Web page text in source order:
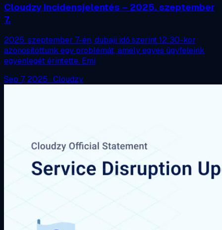
Cloudzy Incidensjelentés – 2025. szeptember
7.
2025. szeptember 7-én, dubaji idő szerint 12:30-kor
azonosítottunk egy problémát, amely egyes ügyfeleink
egyenlegét érintette. Emi
Sep 7, 2025 · Cloudzy